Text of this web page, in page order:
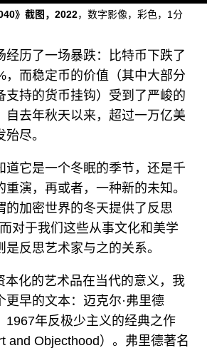
》截图，2022，数字影像，彩色，1分
经历了一场暴跌：比特币下跌了
，而稳定币的价值（其中大部分
支持的货币挂钩）受到了严峻的
自去年秋天以来，超过一万亿美
尽。
道它是一个冬眠的季节，还是千
演，再或者，一种新的未知。
的加密世界的冬天提供了反思
对于我们这些从事文化和美学
反思艺术家与之的关系。
本化的艺术品在当代的意义，我
更早的文本：迈克尔·弗里德
1967年反极少主义的经典之作
and Objecthood）。弗里德著名